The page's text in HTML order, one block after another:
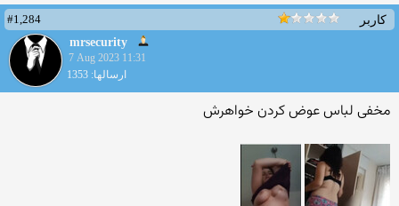
کاربر
#1,284
mrsecurity
7 Aug 2023 11:31
ارسالها: 1353
مخفی لباس عوض کردن خواهرش